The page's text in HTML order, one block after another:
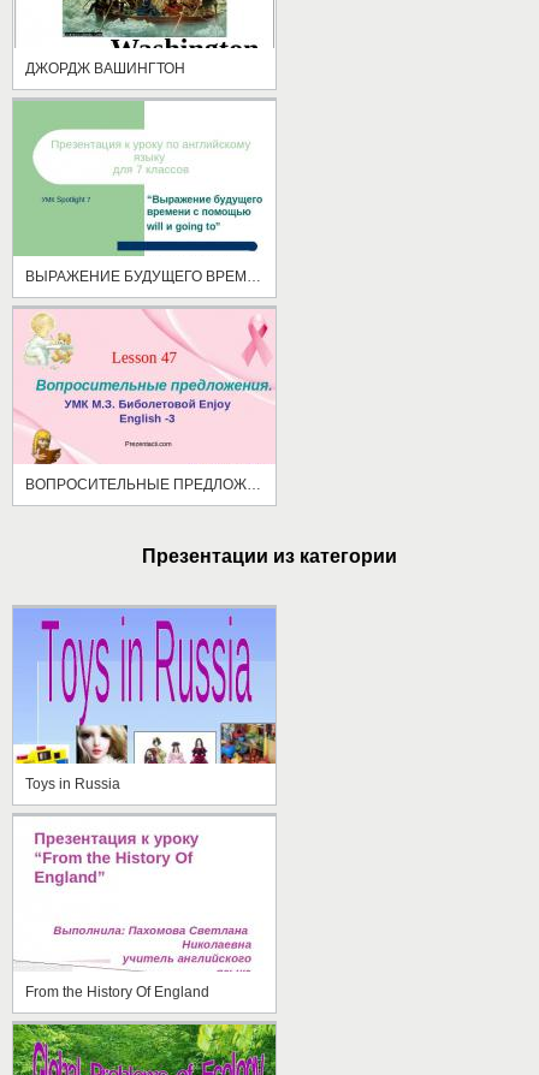
ДЖОРДЖ ВАШИНГТОН
Презентации из категории
Toys in Russia
From the History Of England